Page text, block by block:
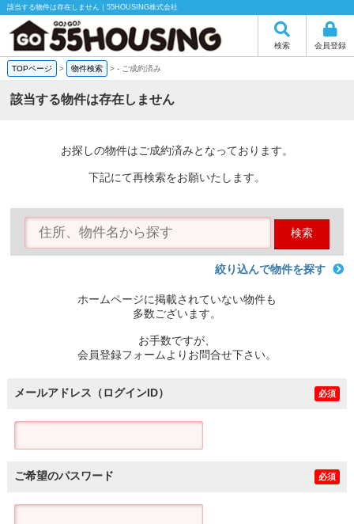
該当する物件は存在しません｜55HOUSING株式会社
検索 会員登録
TOPページ > 物件検索 >- ご成約済み
該当する物件は存在しません
お探しの物件はご成約済みとなっております。
下記にて再検索をお願いたします。
検索
絞り込んで物件を探す
ホームページに掲載されていない物件も
多数ございます。
お手数ですが、
会員登録フォームよりお問合せ下さい。
メールアドレス（ログインID） 必須
ご希望のパスワード 必須